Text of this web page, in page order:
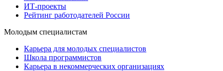
ИТ-проекты
Рейтинг работодателей России
Молодым специалистам
Карьера для молодых специалистов
Школа программистов
Карьера в некоммерческих организациях